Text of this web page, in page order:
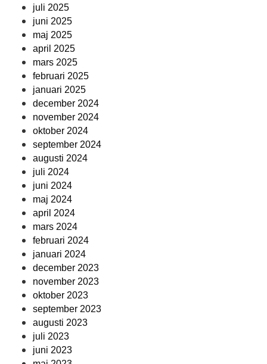
juli 2025
juni 2025
maj 2025
april 2025
mars 2025
februari 2025
januari 2025
december 2024
november 2024
oktober 2024
september 2024
augusti 2024
juli 2024
juni 2024
maj 2024
april 2024
mars 2024
februari 2024
januari 2024
december 2023
november 2023
oktober 2023
september 2023
augusti 2023
juli 2023
juni 2023